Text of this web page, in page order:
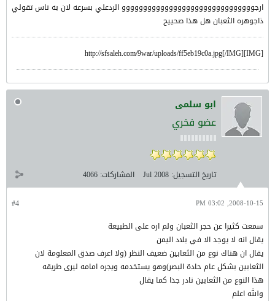
ارجووووووووووووووووووووووووووووووو الردعلي بسرعه لان به ناس تقولي
ذاجوهره الثعبان هل هذا صحييح
[IMG]http://sfsaleh.com/9war/uploads/ff5eb19c0a.jpg[/IMG]
ابو سلمى
عضو فخري
تاريخ التسجيل: Jul 2008 المشاركات: 4066
#4 2008-10-15, 03:02 PM
سمعت كثيرا عن حجر الثعبان ولم اره على الطبيعة
يقال انه لا يوجد الا في بلاد اليمن
يقال ان هناك نوع من الثعابين ضعيف النظر (ولا اعرف صدق المعلومة لان
الثعابين بشكل عام حادة البصر)وهو يستخدمه ويجره امامه ليرى طريقه
هذا النوع من الثعابين نادر جدا كما يقال
والله اعلم